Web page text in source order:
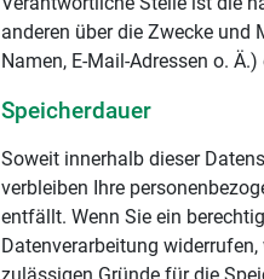
anderen über die Zwecke und
Namen, E-Mail-Adressen o.
Speicherdauer
Soweit innerhalb dieser
verbleiben Ihre
entfällt. Wenn Sie ein
Datenverarbeitung